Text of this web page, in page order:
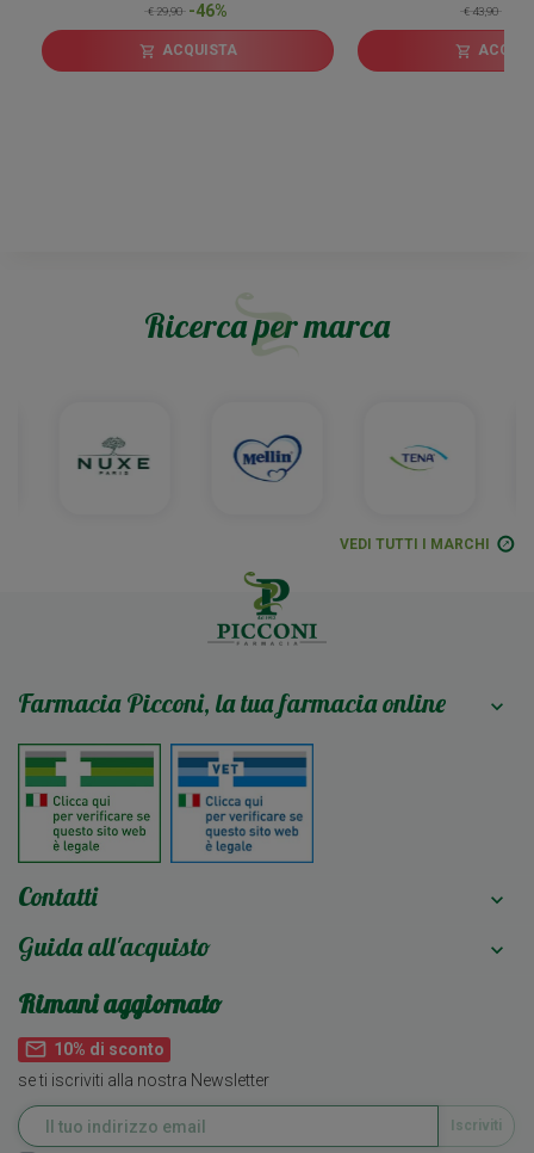
€ 29,90 -46%
shopping_cart ACQUISTA
€ 43,90
shopping_cart
Ricerca per marca
VEDI TUTTI I MARCHI
Farmacia Picconi, la tua farmacia online 
Contatti 
Guida all'acquisto 
Rimani aggiornato
mail_outline 10% di sconto
se ti iscriviti alla nostra Newsletter